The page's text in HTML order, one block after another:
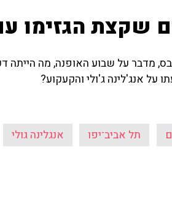
שקצת הגזימו
מדבר על שבוע האופנה, מה הייתה
על אנג'לינה ג'ולי והקעקוע?
תל אביב־יפו אנגלינה גולי